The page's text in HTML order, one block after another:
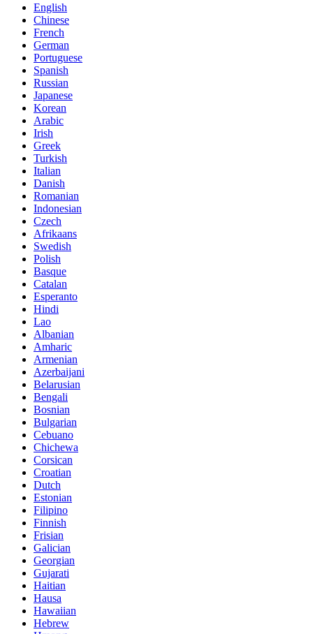
English
Chinese
French
German
Portuguese
Spanish
Russian
Japanese
Korean
Arabic
Irish
Greek
Turkish
Italian
Danish
Romanian
Indonesian
Czech
Afrikaans
Swedish
Polish
Basque
Catalan
Esperanto
Hindi
Lao
Albanian
Amharic
Armenian
Azerbaijani
Belarusian
Bengali
Bosnian
Bulgarian
Cebuano
Chichewa
Corsican
Croatian
Dutch
Estonian
Filipino
Finnish
Frisian
Galician
Georgian
Gujarati
Haitian
Hausa
Hawaiian
Hebrew